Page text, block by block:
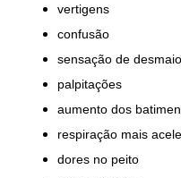
vertigens
confusão
sensação de desmaio
palpitações
aumento dos
respiração mais
dores no peito